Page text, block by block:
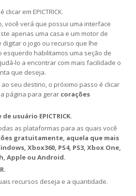
em EPICTRICK.
você verá que possui uma interface
apenas uma casa e um motor de
digitar o jogo ou recurso que lhe
esquerdo habilitamos uma seção de
lo a encontrar com mais facilidade o
que deseja.
seu destino, o próximo passo é clicar
página para gerar corações
usuário EPICTRICK.
as plataformas para as quais você
gratuitamente, aquela que mais
Xbox360, PS4, PS3, Xbox One,
Apple ou Android.
recursos deseja e a quantidade.